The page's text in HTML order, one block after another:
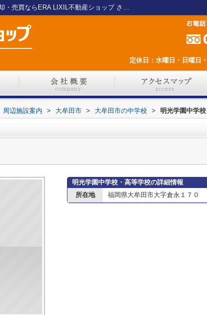
明光学園中学校・高等学校情報ページ｜大牟田の不動産売却・売買ならERA LIXIL不動産ショップ さくらエステート 大牟田店
定休日：水曜日・日曜日
周辺施設案内 > 大牟田市 > 大牟田市の中学校 > 明光学園中学
明光学園中学校・高等学校の詳細情報
所在地
福岡県大牟田市大字倉永１７０